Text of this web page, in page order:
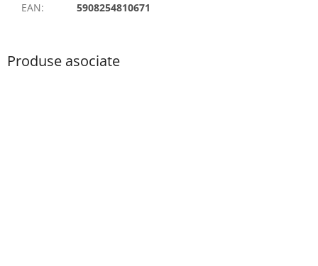
Produse asociate
EAN: 5908254810671